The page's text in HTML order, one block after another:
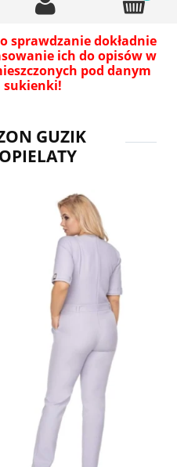
sprawdzanie dokładnie
ich do opisów w
pod danym
sukienki!
GUZIK